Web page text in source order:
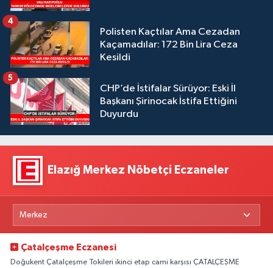
Polisten Kaçtılar Ama Cezadan
Kaçamadılar: 172 Bin Lira Ceza
Kesildi
4
CHP’de İstifalar Sürüyor: Eski İl
Başkanı Şirinocak İstifa Ettiğini
Duyurdu
5
Elazığ Merkez Nöbetçi Eczaneler
Çatalçeşme Eczanesi
Doğukent Çatalçeşme Tokileri ikinci etap cami karşısı ÇATALÇEŞME